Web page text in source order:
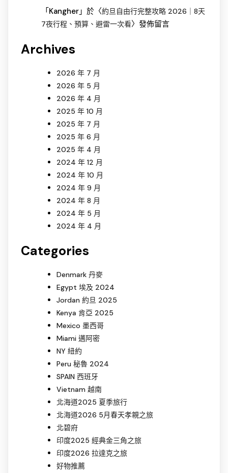
「 Kangher 」於〈約旦自由行完整攻略 2026｜8天
7夜行程、預算、避雷一次看〉發佈留言
Archives
2026 年 7 月
2026 年 5 月
2026 年 4 月
2025 年 10 月
2025 年 7 月
2025 年 6 月
2025 年 4 月
2024 年 12 月
2024 年 10 月
2024 年 9 月
2024 年 8 月
2024 年 5 月
2024 年 4 月
Categories
Denmark 丹麥
Egypt 埃及 2024
Jordan 約旦 2025
Kenya 肯亞 2025
Mexico 墨西哥
Miami 邁阿密
NY 紐約
Peru 秘魯 2024
SPAIN 西班牙
Vietnam 越南
北海道2025 夏季旅行
北海道2026 5月春天孝親之旅
北碧府
印度2025 經典金三角之旅
印度2026 拉達克之旅
好物推薦